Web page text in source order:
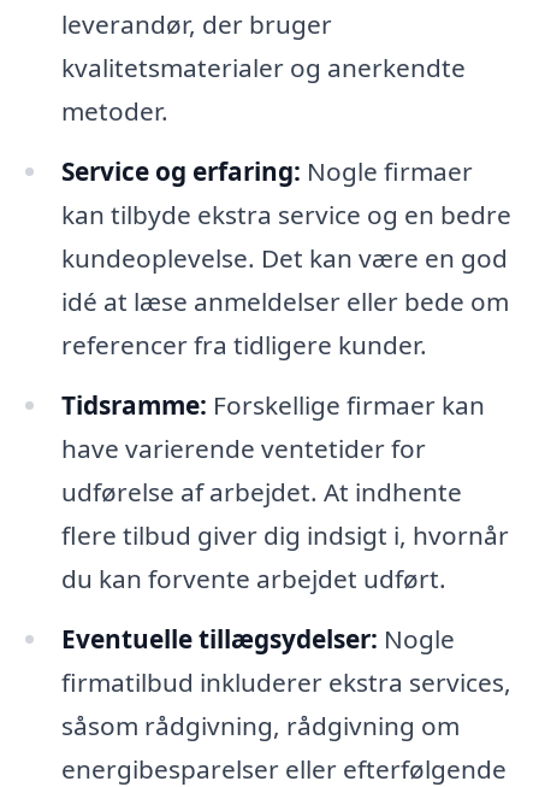
leverandør, der bruger
kvalitetsmaterialer og anerkendte
metoder.
Service og erfaring: Nogle firmaer
kan tilbyde ekstra service og en bedre
kundeoplevelse. Det kan være en god
idé at læse anmeldelser eller bede om
referencer fra tidligere kunder.
Tidsramme: Forskellige firmaer kan
have varierende ventetider for
udførelse af arbejdet. At indhente
flere tilbud giver dig indsigt i, hvornår
du kan forvente arbejdet udført.
Eventuelle tillægsydelser: Nogle
firmatilbud inkluderer ekstra services,
såsom rådgivning, rådgivning om
energibesparelser eller efterfølgende